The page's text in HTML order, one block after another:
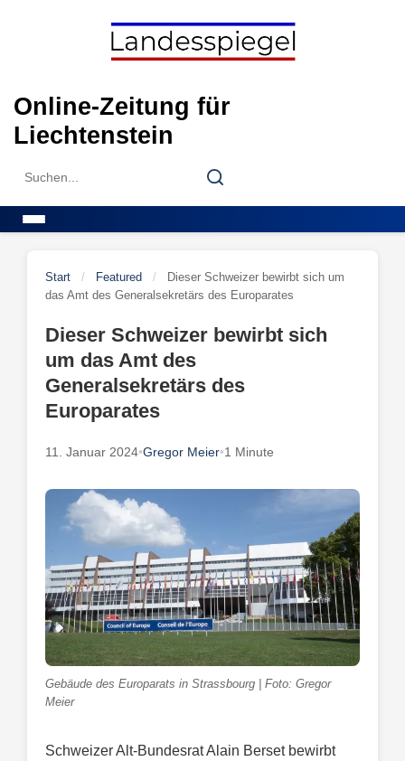
Online-Zeitung für
Liechtenstein
Search
Search
Start / Featured /
Dieser Schweizer bewirbt sich um
das Amt des Generalsekretärs des Europarates
Dieser Schweizer bewirbt sich
um das Amt des
Generalsekretärs des
Europarates
11. Januar 2024•Gregor Meier•1 Minute
Gebäude des Europarats in Strassbourg | Foto: Gregor
Meier
Schweizer Alt-Bundesrat Alain Berset bewirbt